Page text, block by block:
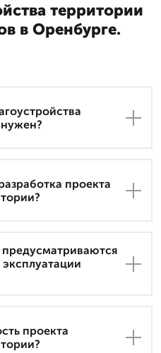
территории
в Оренбурге.
проекта
проекта